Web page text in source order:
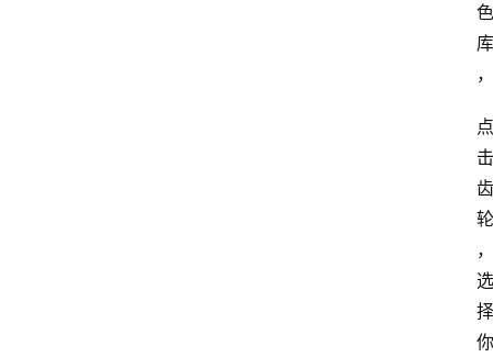
色
库
，
点
击
齿
轮
，
选
择
你